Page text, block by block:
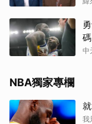
碼
中
NBA獨家專欄
我